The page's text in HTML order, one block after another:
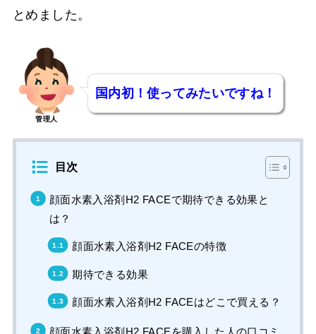
とめました。
管理人
国内初！使ってみたいですね！
目次
顔面水素入浴剤H2 FACEで期待できる効果と
は？
顔面水素入浴剤H2 FACEの特徴
期待できる効果
顔面水素入浴剤H2 FACEはどこで買える？
顔面水素入浴剤H2 FACEを購入した人の口コミ